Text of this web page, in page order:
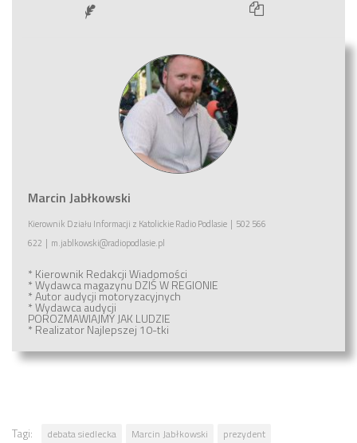
Marcin Jabłkowski
Kierownik Działu Informacji z Katolickie Radio Podlasie | 502 566
622 | m.jablkowski@radiopodlasie.pl
* Kierownik Redakcji Wiadomości
* Wydawca magazynu DZIŚ W REGIONIE
* Autor audycji motoryzacyjnych
* Wydawca audycji
POROZMAWIAJMY JAK LUDZIE
* RealizatorNajlepszej 10-tki
Tagi: debata siedlecka Marcin Jabłkowski prezydent